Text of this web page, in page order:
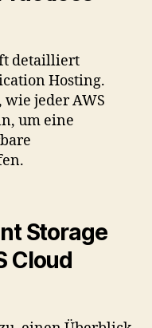
detailliert
Hosting.
jeder AWS
um eine
Storage
Cloud